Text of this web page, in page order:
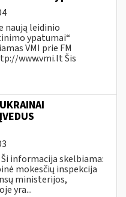
naują leidinio
ypatumai“
VMI prie FM
www.vmi.lt Šis
informacija skelbiama:
mokesčių inspekcija
ministerijos,
yra...